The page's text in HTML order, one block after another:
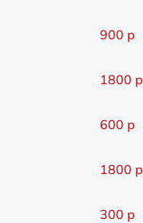
900 р
1800 р
600 р
1800 р
300 р